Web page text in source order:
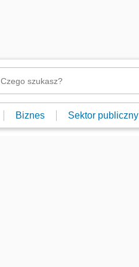
Biznes Sektor publiczny